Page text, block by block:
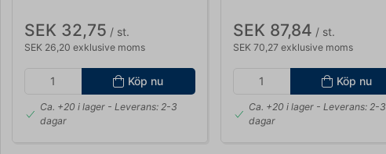
SEK 32,75 / st.
SEK 26,20 exklusive moms
Köp nu
Ca. +20 i lager- Leverans: 2-3
dagar
SEK 87,84 / st.
SEK 70,27 exklusive moms
Köp nu
Ca. +20 i lager- Leverans: 2-3
dagar